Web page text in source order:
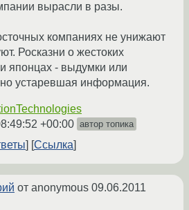
вырасли в разы.
компаниях не унижают
Росказни о жестоких
японцах - выдумки или
устаревшая информация.
+00:00 автор топика
Ссылка
от anonymous 09.06.2011